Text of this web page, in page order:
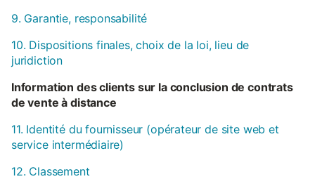
9. Garantie, responsabilité
10. Dispositions finales, choix de la loi, lieu de
juridiction
Information des clients sur la conclusion de contrats
de vente à distance
11. Identité du fournisseur (opérateur de site web et
service intermédiaire)
12. Classement